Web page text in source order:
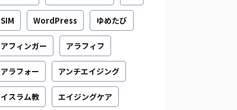
SIM WordPress ゆめたび
アフィンガー アラフィフ
アラフォー アンチエイジング
イスラム教 エイジングケア